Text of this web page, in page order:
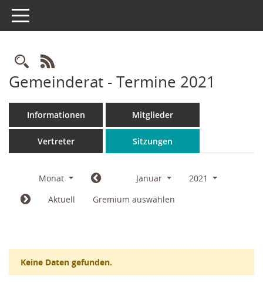
Toggle navigation
Rechercheauswahl
RSS-Feed
Gemeinderat - Termine 2021
Informationen Mitglieder
Vertreter Sitzungen
Monat Januar
2021
Aktuell
Gremium auswählen
Keine Daten gefunden.